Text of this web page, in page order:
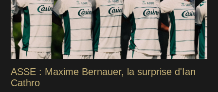
ASSE : Maxime Bernauer, la surprise d'Ian
Cathro